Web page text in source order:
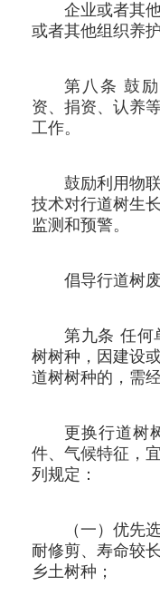
企业或者其
或者其他组织养护
第八条 鼓
资、捐资、认养
工作。
鼓励利用物
技术对行道树生
监测和预警。
倡导行道树
第九条 任何
树树种，因建设
道树树种的，需
更换行道树
件、气候特征，
列规定：
（一）优先
耐修剪、寿命较
乡土树种；